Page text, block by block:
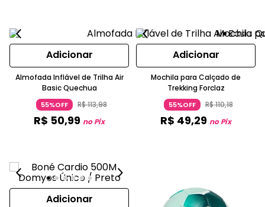
Adicionar
Almofada Inflável de Trilha Air
Basic Quechua
55%OFF R$113,98
R$ 50,99 no Pix
Adicionar
Mochila para Calçado de
Trekking Forclaz
55%OFF R$110,18
R$ 49,29 no Pix
Adicionar